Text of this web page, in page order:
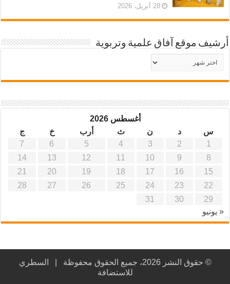
28 أبريل، 2026
أرشيف موقع آفاق علمية وتربوية
أرشيف
موقع
آفاق
أغسطس 2026
س
د ن ث أرب خ
ج
1
2
3
4
5
6
7
8
9
10
11
12
13
14
15
16
17
18
19
20
21
22
23
24
25
26
27
28
29
30
31
« يونيو
© حقوق النشر 2026، جميع الحقوق محفوظة |
السطري
للاستضافة